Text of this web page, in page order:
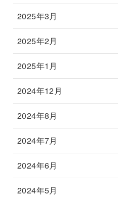
2025年3月
2025年2月
2025年1月
2024年12月
2024年8月
2024年7月
2024年6月
2024年5月